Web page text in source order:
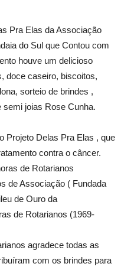
Pra Elas da Associação
do Sul que Contou com
houve um delicioso
doce caseiro, biscoitos,
sorteio de brindes ,
semi joias Rose Cunha.
Projeto Delas Pra Elas , que
contra o câncer.
de Rotarianos
de Associação ( Fundada
de Ouro da
de Rotarianos (1969-
agradece todas as
com os brindes para